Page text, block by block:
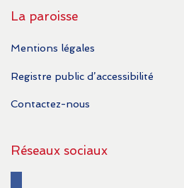
La paroisse
Mentions légales
Registre public d’accessibilité
Contactez-nous
Réseaux sociaux